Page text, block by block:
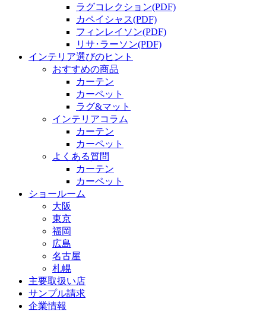
ラグコレクション(PDF)
カペイシャス(PDF)
フィンレイソン(PDF)
リサ･ラーソン(PDF)
インテリア選びのヒント
おすすめの商品
カーテン
カーペット
ラグ&マット
インテリアコラム
カーテン
カーペット
よくある質問
カーテン
カーペット
ショールーム
大阪
東京
福岡
広島
名古屋
札幌
主要取扱い店
サンプル請求
企業情報